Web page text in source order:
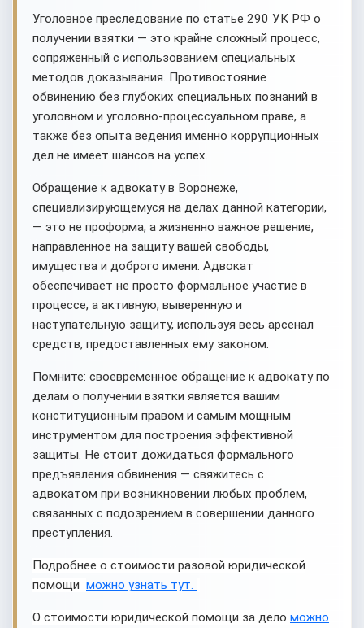
Уголовное преследование по статье 290 УК РФ о
получении взятки — это крайне сложный процесс,
сопряженный с использованием специальных
методов доказывания. Противостояние
обвинению без глубоких специальных познаний в
уголовном и уголовно-процессуальном праве, а
также без опыта ведения именно коррупционных
дел не имеет шансов на успех.
Обращение к адвокату в Воронеже,
специализирующемуся на делах данной категории,
— это не проформа, а жизненно важное решение,
направленное на защиту вашей свободы,
имущества и доброго имени. Адвокат
обеспечивает не просто формальное участие в
процессе, а активную, выверенную и
наступательную защиту, используя весь арсенал
средств, предоставленных ему законом.
Помните: своевременное обращение к адвокату по
делам о получении взятки является вашим
конституционным правом и самым мощным
инструментом для построения эффективной
защиты. Не стоит дожидаться формального
предъявления обвинения — свяжитесь с
адвокатом при возникновении любых проблем,
связанных с подозрением в совершении данного
преступления.
Подробнее о стоимости разовой юридической
помощи можно узнать тут.
О стоимости юридической помощи за дело можно